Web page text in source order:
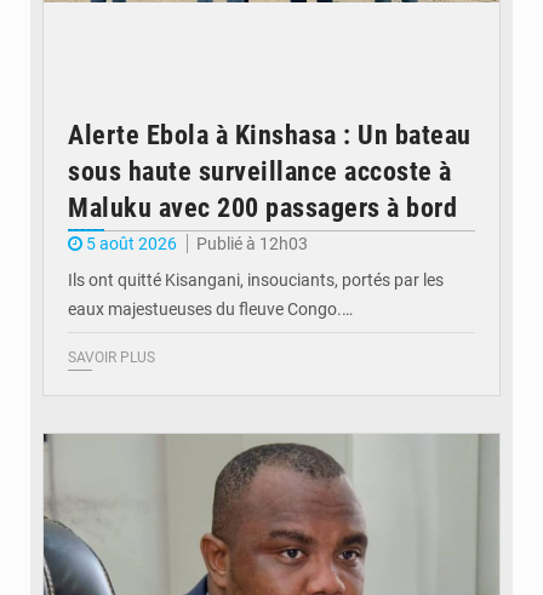
Alerte Ebola à Kinshasa : Un bateau
sous haute surveillance accoste à
Maluku avec 200 passagers à bord
5 août 2026
Publié à 12h03
Ils ont quitté Kisangani, insouciants, portés par les
eaux majestueuses du fleuve Congo.…
SAVOIR PLUS